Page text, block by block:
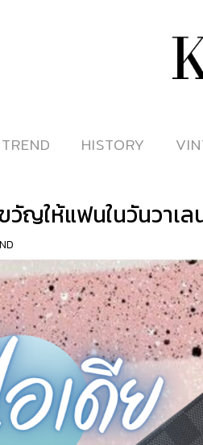
TREND
TREND HISTORY
HISTORY
วัญให้แฟนในวันวาเล